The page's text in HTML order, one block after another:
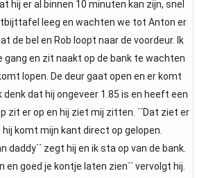
hij er al binnen 10 minuten kan zijn, snel
leeg en wachten we tot Anton er
de bel en Rob loopt naar de voordeur. Ik
gang en zit naakt op de bank te wachten
lopen. De deur gaat open en er komt
denk dat hij ongeveer 1.85 is en heeft een
zit er op en hij ziet mij zitten. ´´Dat ziet er
hij komt mijn kant direct op gelopen.
daddy´´ zegt hij en ik sta op van de bank.
en goed je kontje laten zien´´ vervolgt hij.